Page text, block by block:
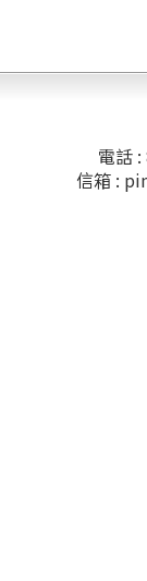
電話
信箱 :